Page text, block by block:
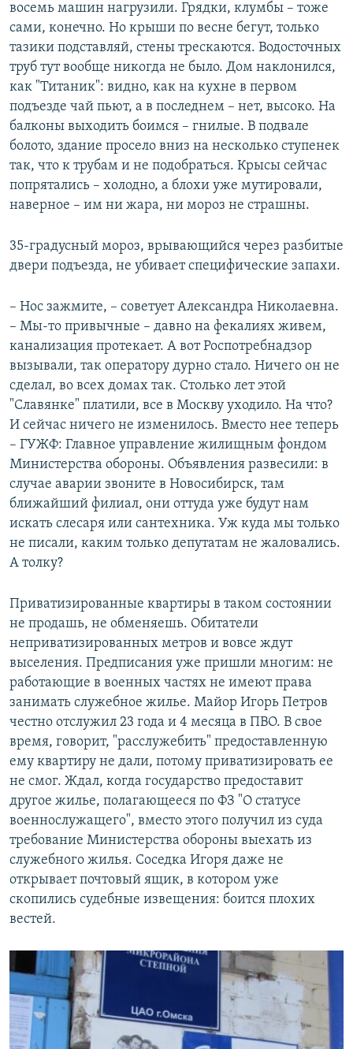
восемь машин нагрузили. Грядки, клумбы – тоже
сами, конечно. Но крыши по весне бегут, только
тазики подставляй, стены трескаются. Водосточных
труб тут вообще никогда не было. Дом наклонился,
как "Титаник": видно, как на кухне в первом
подъезде чай пьют, а в последнем – нет, высоко. На
балконы выходить боимся – гнилые. В подвале
болото, здание просело вниз на несколько ступенек
так, что к трубам и не подобраться. Крысы сейчас
попрятались – холодно, а блохи уже мутировали,
наверное – им ни жара, ни мороз не страшны.
35-градусный мороз, врывающийся через разбитые
двери подъезда, не убивает специфические запахи.
– Нос зажмите, – советует Александра Николаевна.
– Мы-то привычные – давно на фекалиях живем,
канализация протекает. А вот Роспотребнадзор
вызывали, так оператору дурно стало. Ничего он не
сделал, во всех домах так. Столько лет этой
"Славянке" платили, все в Москву уходило. На что?
И сейчас ничего не изменилось. Вместо нее теперь
– ГУЖФ: Главное управление жилищным фондом
Министерства обороны. Объявления развесили: в
случае аварии звоните в Новосибирск, там
ближайший филиал, они оттуда уже будут нам
искать слесаря или сантехника. Уж куда мы только
не писали, каким только депутатам не жаловались.
А толку?
Приватизированные квартиры в таком состоянии
не продашь, не обменяешь. Обитатели
неприватизированных метров и вовсе ждут
выселения. Предписания уже пришли многим: не
работающие в военных частях не имеют права
занимать служебное жилье. Майор Игорь Петров
честно отслужил 23 года и 4 месяца в ПВО. В свое
время, говорит, "расслужебить" предоставленную
ему квартиру не дали, потому приватизировать ее
не смог. Ждал, когда государство предоставит
другое жилье, полагающееся по ФЗ "О статусе
военнослужащего", вместо этого получил из суда
требование Министерства обороны выехать из
служебного жилья. Соседка Игоря даже не
открывает почтовый ящик, в котором уже
скопились судебные извещения: боится плохих
вестей.